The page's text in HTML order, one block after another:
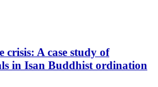
A case study of
in Isan Buddhist ordination